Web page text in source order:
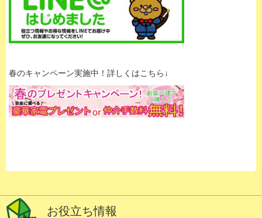
春のキャンペーン実施中！詳しくはこちら↓
お役立ち情報